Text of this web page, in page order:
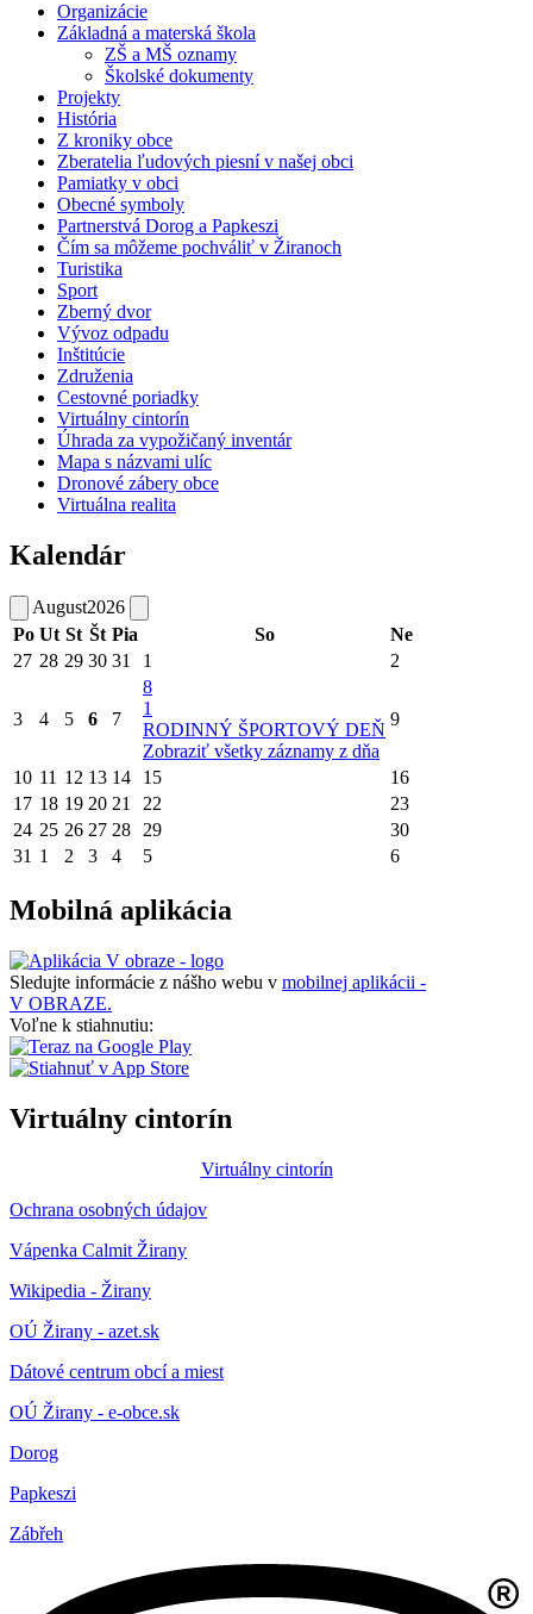
Organizácie
Základná a materská škola
ZŠ a MŠ oznamy
Školské dokumenty
Projekty
História
Z kroniky obce
Zberatelia ľudových piesní v našej obci
Pamiatky v obci
Obecné symboly
Partnerstvá Dorog a Papkeszi
Čím sa môžeme pochváliť v Žiranoch
Turistika
Sport
Zberný dvor
Vývoz odpadu
Inštitúcie
Združenia
Cestovné poriadky
Virtuálny cintorín
Úhrada za vypožičaný inventár
Mapa s názvami ulíc
Dronové zábery obce
Virtuálna realita
Kalendár
August2026
Po Ut St Št Pia So
Ne
27 28 29 30 31 1 2
3 4 5 6 7
8
1
RODINNÝ ŠPORTOVÝ DEŇ
Zobraziť všetky záznamy z dňa
9
10 11 12 13 14 15
16
17 18 19 20 21 22
23
24 25 26 27 28 29
30
31 1 2 3 4 5 6
Mobilná aplikácia
Sledujte informácie z nášho webu v mobilnej aplikácii -
V OBRAZE.
Voľne k stiahnutiu:
Virtuálny cintorín
Virtuálny cintorín
Ochrana osobných údajov
Vápenka Calmit Žirany
Wikipedia - Žirany
OÚ Žirany - azet.sk
Dátové centrum obcí a miest
OÚ Žirany - e-obce.sk
Dorog
Papkeszi
Zábřeh